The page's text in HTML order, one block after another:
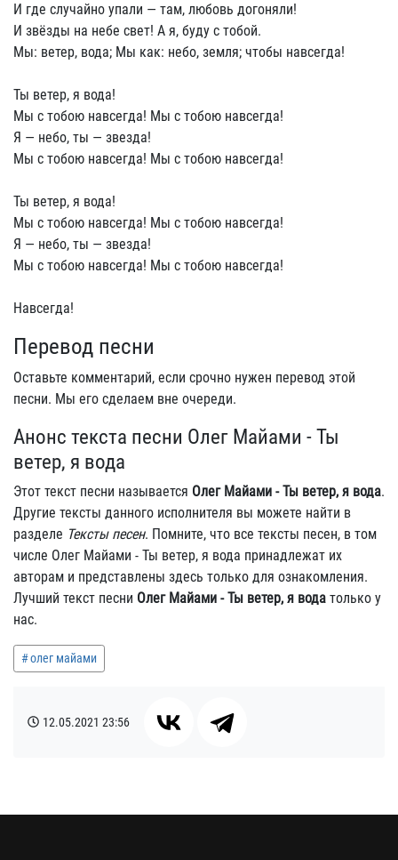
И где случайно упали — там, любовь догоняли!
И звёзды на небе свет! А я, буду с тобой.
Мы: ветер, вода; Мы как: небо, земля; чтобы навсегда!
Ты ветер, я вода!
Мы с тобою навсегда! Мы с тобою навсегда!
Я — небо, ты — звезда!
Мы с тобою навсегда! Мы с тобою навсегда!
Ты ветер, я вода!
Мы с тобою навсегда! Мы с тобою навсегда!
Я — небо, ты — звезда!
Мы с тобою навсегда! Мы с тобою навсегда!
Навсегда!
Перевод песни
Оставьте комментарий, если срочно нужен перевод этой
песни. Мы его сделаем вне очереди.
Анонс текста песни Олег Майами - Ты
ветер, я вода
Этот текст песни называется Олег Майами - Ты ветер, я вода.
Другие тексты данного исполнителя вы можете найти в
разделе Тексты песен. Помните, что все тексты песен, в том
числе Олег Майами - Ты ветер, я вода принадлежат их
авторам и представлены здесь только для ознакомления.
Лучший текст песни Олег Майами - Ты ветер, я вода только у
нас.
олег майами
12.05.2021 23:56